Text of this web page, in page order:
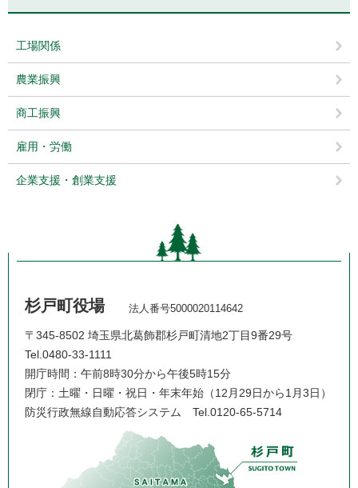
工場関係
農業振興
商工振興
雇用・労働
企業支援・創業支援
杉戸町役場 法人番号5000020114642
〒345-8502 埼玉県北葛飾郡杉戸町清地2丁目9番29号
Tel.0480-33-1111
開庁時間：午前8時30分から午後5時15分
閉庁：土曜・日曜・祝日・年末年始（12月29日から1月3日）
防災行政無線自動応答システム Tel.0120-65-5714